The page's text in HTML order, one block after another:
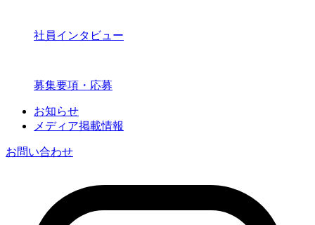
社員インタビュー
募集要項・応募
お知らせ
メディア掲載情報
お問い合わせ